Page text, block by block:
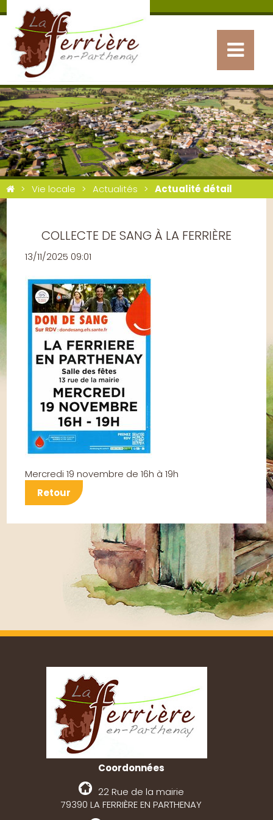
Vie locale Actualités Actualité détail
COLLECTE DE SANG À LA FERRIÈRE
13/11/2025 09:01
Mercredi 19 novembre de 16h à 19h
Retour
Coordonnées
22 Rue de la mairie
79390 LA FERRIÈRE EN PARTHENAY